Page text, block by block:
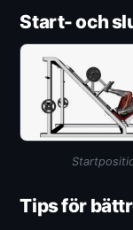
Start- och
Tips för